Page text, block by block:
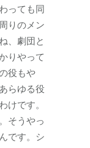
っても同
りのメン
、劇団と
りやって
役もや
らゆる役
けです。
そうやっ
です。シ